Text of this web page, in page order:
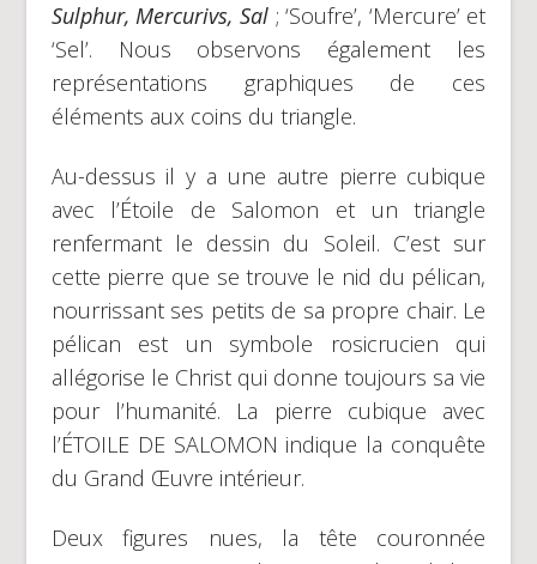
Sulphur, Mercurivs, Sal; ‘Soufre’, ‘Mercure’ et
‘Sel’. Nous observons également les
représentations graphiques de ces
éléments aux coins du triangle.
Au-dessus il y a une autre pierre cubique
avec l’Étoile de Salomon et un triangle
renfermant le dessin du Soleil. C’est sur
cette pierre que se trouve le nid du pélican,
nourrissant ses petits de sa propre chair. Le
pélican est un symbole rosicrucien qui
allégorise le Christ qui donne toujours sa vie
pour l’humanité. La pierre cubique avec
l’ÉTOILE DE SALOMON indique la conquête
du Grand Œuvre intérieur.
Deux figures nues, la tête couronnée